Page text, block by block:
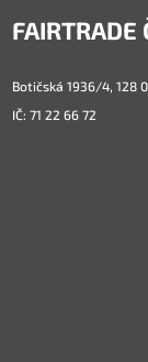
FAIRTRADE
Botičská 1936/4, 128
IČ: 71 22 66 72